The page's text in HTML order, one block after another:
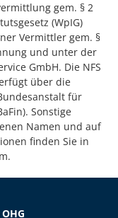
gem. § 2
(WpIG)
Vermittler gem. §
und unter der
GmbH. Die NFS
über die
für
Sonstige
Namen und auf
finden Sie in